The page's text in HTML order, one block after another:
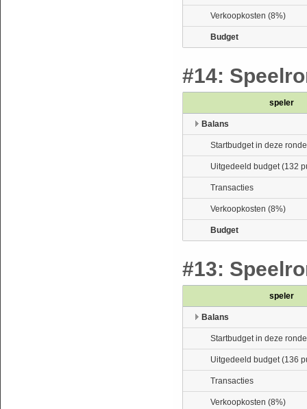
Verkoopkosten (8%)
Budget
#14:
speler
Balans
Startbudget in deze ronde
Uitgedeeld budget (132
Transacties
Verkoopkosten (8%)
Budget
#13:
speler
Balans
Startbudget in deze ronde
Uitgedeeld budget (136
Transacties
Verkoopkosten (8%)